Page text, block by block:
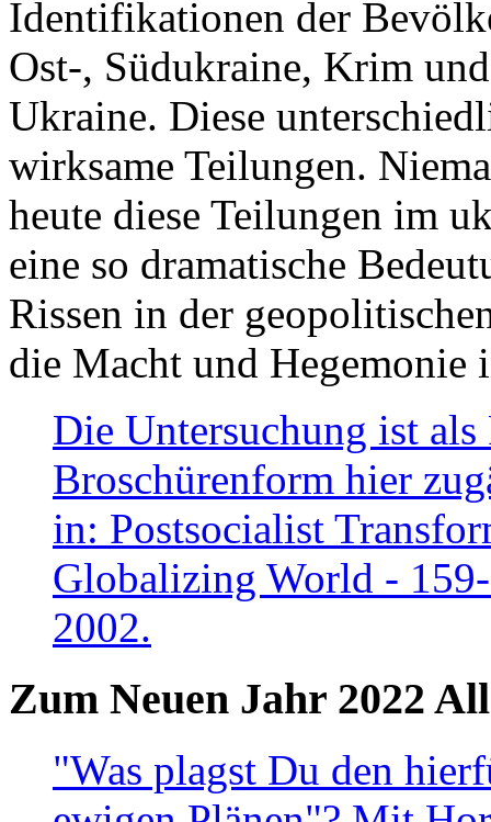
Identifikationen der
Ost-, Südukraine, Krim
Ukraine. Diese
wirksame Teilungen.
heute diese Teilungen im
eine so dramatische
Rissen in der
die Macht und Hegemonie
Die Untersuchung ist
Broschürenform hier
in: Postsocialist
Globalizing World -
2002.
Zum Neuen Jahr 2022
"Was plagst Du den